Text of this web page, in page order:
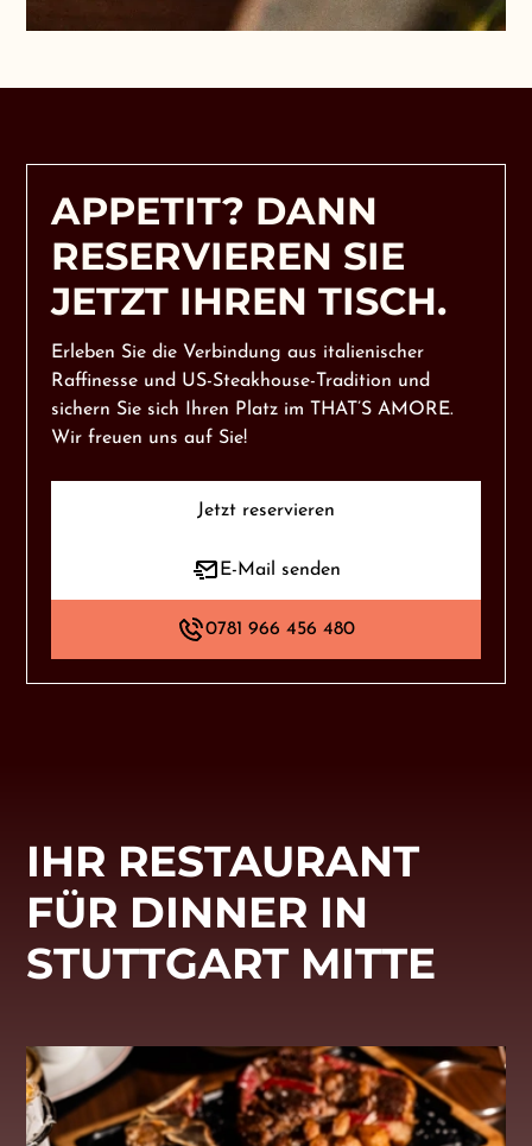
APPETIT? DANN
RESERVIEREN SIE
JETZT IHREN TISCH.
Erleben Sie die Verbindung aus italienischer
Raffinesse und US-Steakhouse-Tradition und
sichern Sie sich Ihren Platz im THAT’S AMORE.
Wir freuen uns auf Sie!
Jetzt reservieren
E-Mail senden
0781 966 456 480
IHR RESTAURANT
FÜR DINNER IN
STUTTGART MITTE